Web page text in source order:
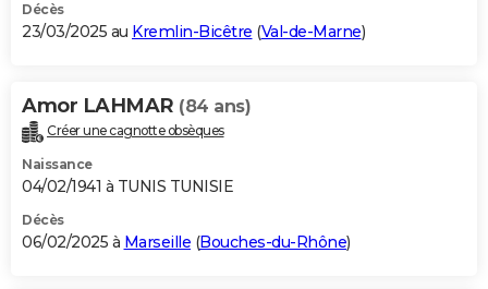
Décès
23/03/2025 au Kremlin-Bicêtre (Val-de-Marne)
Amor LAHMAR (84 ans)
Créer une cagnotte obsèques
Naissance
04/02/1941 à TUNIS TUNISIE
Décès
06/02/2025 à Marseille (Bouches-du-Rhône)